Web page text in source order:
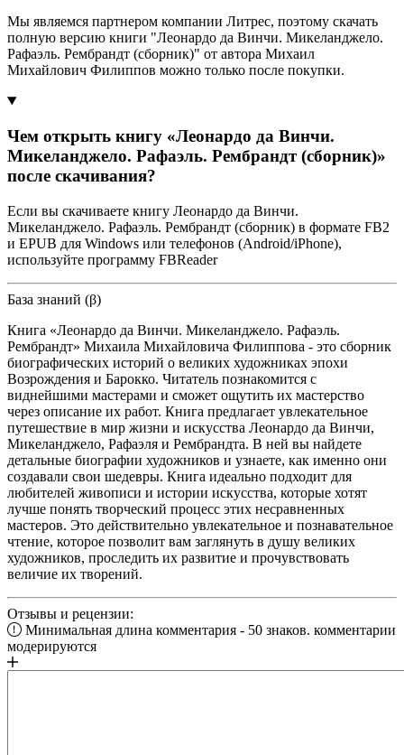
Мы являемся партнером компании Литрес, поэтому скачать
полную версию книги "Леонардо да Винчи. Микеланджело.
Рафаэль. Рембрандт (сборник)" от автора Михаил
Михайлович Филиппов можно только после покупки.
Чем открыть книгу «Леонардо да Винчи.
Микеланджело. Рафаэль. Рембрандт (сборник)»
после скачивания?
Если вы скачиваете книгу Леонардо да Винчи.
Микеланджело. Рафаэль. Рембрандт (сборник) в формате FB2
и EPUB для Windows или телефонов (Android/iPhone),
используйте программу FBReader
База знаний (β)
Книга «Леонардо да Винчи. Микеланджело. Рафаэль.
Рембрандт» Михаила Михайловича Филиппова - это сборник
биографических историй о великих художниках эпохи
Возрождения и Барокко. Читатель познакомится с
виднейшими мастерами и сможет ощутить их мастерство
через описание их работ. Книга предлагает увлекательное
путешествие в мир жизни и искусства Леонардо да Винчи,
Микеланджело, Рафаэля и Рембрандта. В ней вы найдете
детальные биографии художников и узнаете, как именно они
создавали свои шедевры. Книга идеально подходит для
любителей живописи и истории искусства, которые хотят
лучше понять творческий процесс этих несравненных
мастеров. Это действительно увлекательное и познавательное
чтение, которое позволит вам заглянуть в душу великих
художников, проследить их развитие и прочувствовать
величие их творений.
Отзывы и рецензии:
Минимальная длина комментария - 50 знаков. комментарии
модерируются